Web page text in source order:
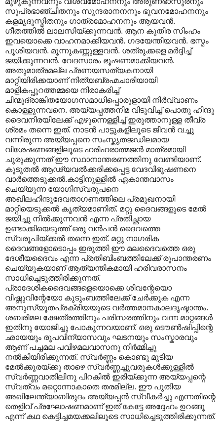
സുപ്രഭാഞ്ചിതനും സുന്ദരാനനനും ഭുവനമോഹനനും
കളമൃദുസ്മിതനും ഗാത്രമോഹനനും ആയവൻ.
ഗീതത്തിൽ ലാലസിയ്ക്കുന്നവൻ. ആന കുതിര സിംഹം
ഇവയൊക്കെ വാഹനമാക്കിയവൻ. ഗദയേന്തിയവൻ. ഭസ്മം
പൂശിയവൻ. മൂന്നുകണ്ണുള്ളവൻ. ശത്രുക്കളെ മർദ്ദിച്ച്
ജയിക്കുന്നവൻ. വേദസാരം ഭൂഷണമാക്കിയവൻ.
അതുമാത്രമല്ല പ്രണയസത്യകനായി
മാറ്റിയിരിക്കയാണ് നിത്യബ്രഹ്മചാരിയായി
മാളികപ്പുറത്തമ്മയെ നിരാകരിച്ച്
ചിന്മുദ്രാങ്കിതയോഗസമാധിപ്പൊരുളായി നിർവ്വാണം
കൊള്ളുന്നവനെ. അയ്യപ്പത്തനിമ വിടുവിച്ച് പൊതു ഹിന്ദു
ദൈവനിരയിലേക്ക് എഴുന്നെള്ളിച്ച് ഇരുത്താനുള്ള തീവ്ര
ശ്രമം തന്നെ ഇത്. നാടൻ പാട്ടുകളിലൂടെ ജീവൻ വച്ചു
വന്നിരുന്ന അയ്യപ്പനെ സംസ്കൃതജഡിലമായ
വിശേഷണങ്ങളിലൂടെ ഹരിഹരാത്മജൻ മാത്രമായി
ചുരുക്കുന്നത് ഈ സ്ഥാനാന്തരണത്തിനു വേണ്ടിയാണ്.
കൂടുതൽ ആഢ്യവൽക്കരിക്കപ്പെട്ട വേദവിഭൂഷണനെ
വാർത്തെടുക്കൽ.കാട്ടിനുള്ളിൽ ഏകാന്തവാസം
ചെയ്യുന്ന യോഗിസ്വരൂപനെ
അഖിലഹിന്ദുദേവതാഗണത്തിലെ പ്രമുഖനായി
മാറ്റിയെടുക്കൽ കൃത്യമാണിത്. മറ്റു ദൈവങ്ങളുടെ മേൽ
ജയിച്ചു നിൽക്കുന്നവൻ എന്ന പ്രതിച്ഛായ
ഉണ്ടാക്കിയെടുത്ത് ഒരു വൻപൻ ദൈവത്തെ
സ്വരൂപിയ്ക്കൽ തന്നെ ഇത്. മറ്റു നാഗരിക
ദൈവങ്ങളോടൊപ്പം ഇരുത്തി ഈ മലദൈവത്തെ ഒരു
ദേശീയദൈവം എന്ന പ്രതിബിംബത്തിലേക്ക് രൂപാന്തരണം
ചെയ്യുകയാണ് ആത്യന്തികമായി ഹരിവരാസനം
സാധിച്ചെടുത്തിരിക്കുന്നത്.
പ്രാദേശികദൈവങ്ങളെയൊക്കെ ശിവന്റേയൊ
വിഷ്ണുവിന്റേയോ കുടുംബത്തിലേക്ക് ചേർക്കുക എന്ന
അനുസ്യൂതപ്രക്രിയയുടെ വർത്തമാനകാലദൃഷ്ടാന്തം.
ശബരിമല ക്ഷേത്രത്തിനും പരിസരത്തിനും വന്ന മാറ്റങ്ങൾ
ഇതിനു യോജിച്ചു പോകുന്നവയാണ്. ഒരു ടൌൺഷിപ്പിന്റെ
ഛായയും രൂപവിന്യാസവും ഘടനയും സംസ്കാരവും
ആണ് പച്ചമല പവിഴമലവാസനു നിർമ്മിച്ചു
നൽകിയിരിക്കുന്നത്. സ്വർണ്ണം കൊണ്ടു മൂടിയ
മേൽക്കൂരയ്ക്കു താഴെ സ്വർണ്ണച്ചുവരുകൾക്കുള്ളിൽ
സ്വർണ്ണവാതിലിനു പിറകിൽ ഇരിയ്ക്കുന്ന അയ്യപ്പന്റെ
സ്വത്വം മറ്റൊന്നാകാതെ തരമില്ല. ഈ പുതിയ
അഖിലേന്ത്യാബിരുദം അയ്യപ്പൻ സ്വീകർച്ചു എന്നതിന്റെ
തെളിവ് പ്രഘോഷണമാണ് ഇത് കേട്ടേ അദ്ദേഹം ഉറങ്ങൂ
എന്ന് കഥ കെട്ടിച്ചമയക്കലിലൂടെ സാധിച്ചെടുത്തിരിക്കുന്നത്.